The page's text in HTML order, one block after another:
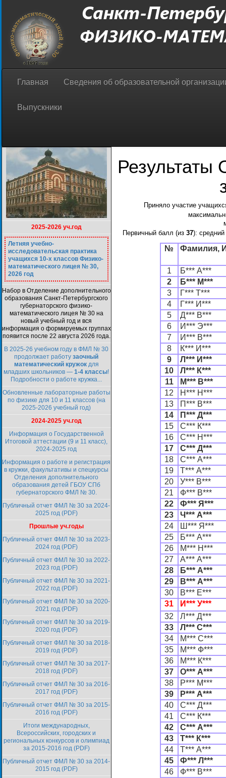
Главная Сведения об образовательной
Выпускники
2025-2026 уч.год
Летняя учебно-
исследовательская практика
учащихся 10-х классов Физико-
математического лицея № 30,
2026 год
Набор в Отделение дополнительного
образования Санкт-Петербургского
губернаторского физико-
математического лицея № 30 на
новый учебный год и вся
информация о формируемых группах
появится после 22 августа 2026 года.
В 2025-26 учебном году в ФМЛ № 30
продолжает работузаочный
математический кружок для
младших школьников —1-4 классы!
Подробности о работе кружка...
Обновленные лабораторные работы
по физике для 10 и 11 классов (на
2025-2026 учебный год)
2024-2025 уч.год
Информация о Государственной
Итоговой аттестации (9 и 11 класс),
2024-2025 год
Информация о работе и регистрация
в кружки, факультативы и спецкурсы
Отделения дополнительного
образования детей ГБОУ СПб
губернаторского ФМЛ № 30.
Публичный отчет ФМЛ № 30 за 2024-
2025 год (PDF)
Прошлые уч.годы
Публичный отчет ФМЛ № 30 за 2023-
2024 год (PDF)
Публичный отчет ФМЛ № 30 за 2022-
2023 год (PDF)
Публичный отчет ФМЛ № 30 за 2021-
2022 год (PDF)
Публичный отчет ФМЛ № 30 за 2020-
2021 год (PDF)
Публичный отчет ФМЛ № 30 за 2019-
2020 год (PDF)
Публичный отчет ФМЛ № 30 за 2018-
2019 год (PDF)
Публичный отчет ФМЛ № 30 за 2017-
2018 год (PDF)
Публичный отчет ФМЛ № 30 за 2016-
2017 год (PDF)
Публичный отчет ФМЛ № 30 за 2015-
2016 год (PDF)
Итоги международных,
Всероссийских, городских и
региональных конкурсов и олимпиад
за 2015-2016 год (PDF)
Публичный отчет ФМЛ № 30 за 2014-
2015 год (PDF)
Результаты
Приняло участие
Первичный балл (из37):
№ Фамилия,
1
Б*** А***
2
Б*** М***
3
Г*** Т***
4
Г*** И***
5
Д*** В***
6
И*** Э***
7
И*** В***
8
К*** И***
9
Л*** И***
10
Л*** К***
11
М*** В***
12
Н*** Н***
13
П*** В***
14
П*** Д***
15
С*** К***
16
С*** Н***
17
С*** Д***
18
С*** А***
19
Т*** А***
20
У*** В***
21
Ф*** В***
22
Ф*** Я***
23
Ч*** А***
24
Ш*** Я***
25
Б*** А***
26
М*** Н***
27
А*** А***
28
Б*** А***
29
В*** А***
30
В*** Е***
31
И*** У***
32
Л*** Д***
33
Л*** С***
34
М*** С***
35
М*** Ф***
36
М*** К***
37
О*** А***
38
Р*** М***
39
Р*** А***
40
С*** Д***
41
С*** К***
42
С*** А***
43
Т*** К***
44
Т*** А***
45
Ф*** Л***
46
Ф*** В***